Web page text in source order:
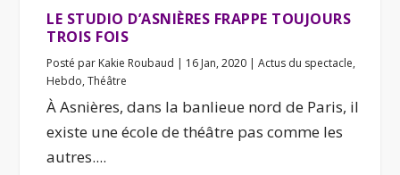
LE STUDIO D’ASNIÈRES FRAPPE TOUJOURS
TROIS FOIS
Posté par Kakie Roubaud | 16 Jan, 2020 |Actus du spectacle,
Hebdo,Théâtre
À Asnières, dans la banlieue nord de Paris, il
existe une école de théâtre pas comme les
autres....